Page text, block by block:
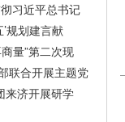
习近平总书记
规划建言献
量”第二次现
联合开展主题党
来济开展研学